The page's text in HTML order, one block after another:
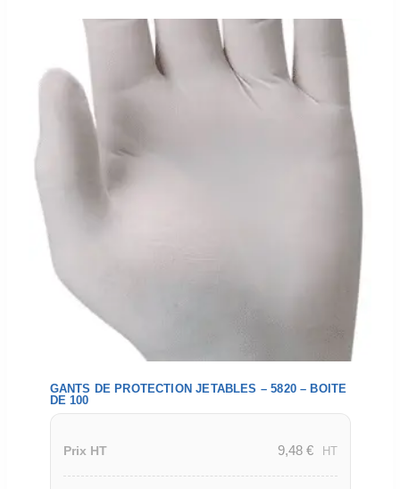
GANTS DE PROTECTION JETABLES – 5820 – BOITE
DE 100
Prix HT 9,48 € HT